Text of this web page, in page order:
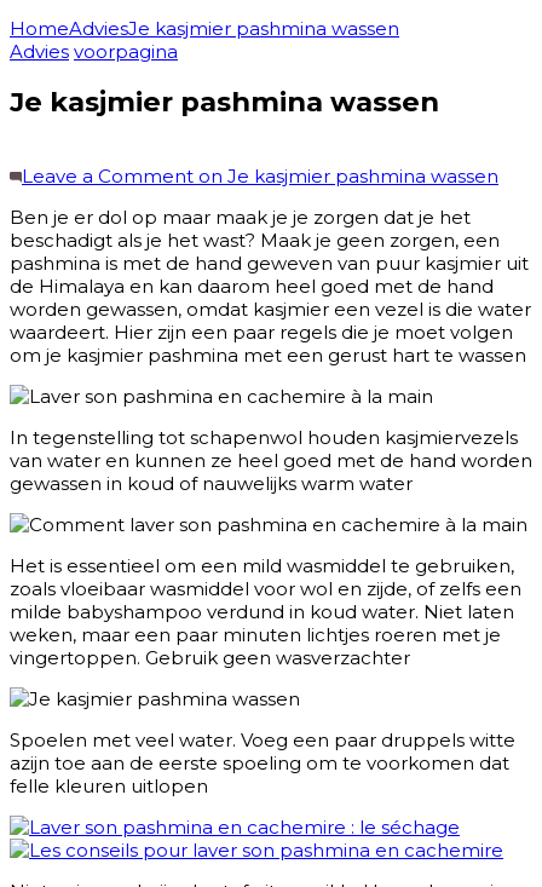
HomeAdviesJe kasjmier pashmina wassen
Advies voorpagina
Je kasjmier pashmina wassen
Leave a Comment on Je kasjmier pashmina wassen
Ben je er dol op maar maak je je zorgen dat je het
beschadigt als je het wast? Maak je geen zorgen, een
pashmina is met de hand geweven van puur kasjmier uit
de Himalaya en kan daarom heel goed met de hand
worden gewassen, omdat kasjmier een vezel is die water
waardeert. Hier zijn een paar regels die je moet volgen
om je kasjmier pashmina met een gerust hart te wassen
In tegenstelling tot schapenwol houden kasjmiervezels
van water en kunnen ze heel goed met de hand worden
gewassen in koud of nauwelijks warm water
Het is essentieel om een mild wasmiddel te gebruiken,
zoals vloeibaar wasmiddel voor wol en zijde, of zelfs een
milde babyshampoo verdund in koud water. Niet laten
weken, maar een paar minuten lichtjes roeren met je
vingertoppen. Gebruik geen wasverzachter
Spoelen met veel water. Voeg een paar druppels witte
azijn toe aan de eerste spoeling om te voorkomen dat
felle kleuren uitlopen